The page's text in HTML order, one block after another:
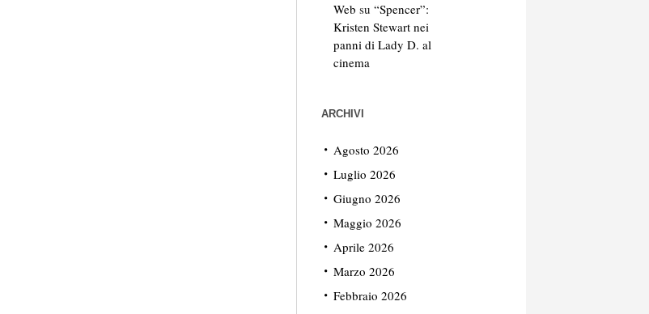
Web su “Spencer”:
Kristen Stewart nei
panni di Lady D. al
cinema
ARCHIVI
Agosto 2026
Luglio 2026
Giugno 2026
Maggio 2026
Aprile 2026
Marzo 2026
Febbraio 2026